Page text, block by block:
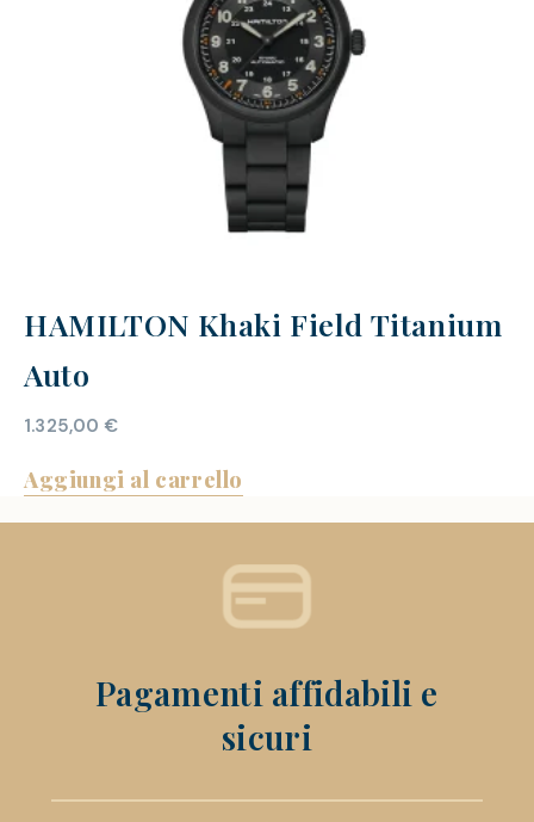
HAMILTON Khaki Field Titanium
Auto
1.325,00 €
Aggiungi al carrello
Pagamenti affidabili e
sicuri